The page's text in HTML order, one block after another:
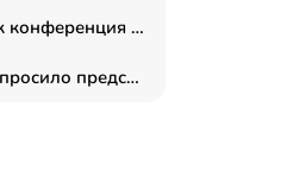
Переговоры в рамке: как конференция «Бизнес как искусство» переформатирует деловой этикет в стенах ТПП РФ
Руководство «СВОИ» попросило председателя СКР дать правовую оценку обысков в тыловом штабе